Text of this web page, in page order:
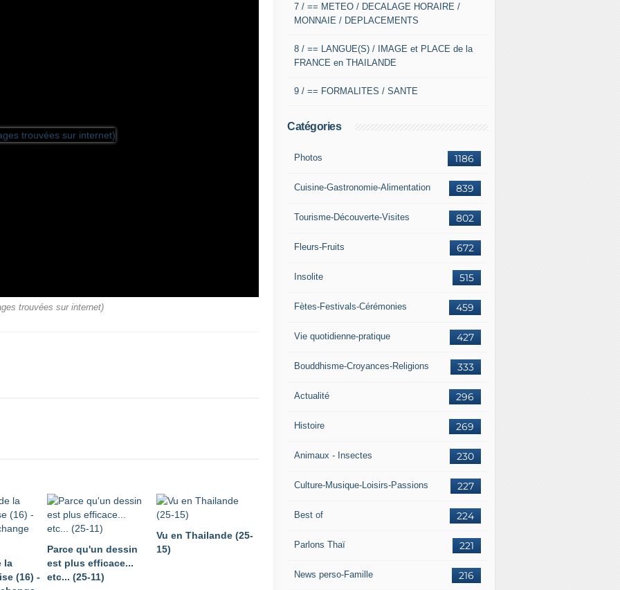
trouvées sur internet)
la
(16) -
Parce qu'un dessin
est plus efficace...
etc... (25-11)
Vu en Thailande (25-
15)
7 / == METEO / DECALAGE HORAIRE /
MONNAIE / DEPLACEMENTS
8 / == LANGUE(S) / IMAGE et PLACE de la
FRANCE en THAILANDE
9 / == FORMALITES / SANTE
Catégories
1186
Photos
839
Cuisine-Gastronomie-Alimentation
802
Tourisme-Découverte-Visites
672
Fleurs-Fruits
515
Insolite
459
Fètes-Festivals-Cérémonies
427
Vie quotidienne-pratique
333
Bouddhisme-Croyances-Religions
296
Actualité
269
Histoire
230
Animaux - Insectes
227
Culture-Musique-Loisirs-Passions
224
Best of
221
Parlons Thaï
216
News perso-Famille